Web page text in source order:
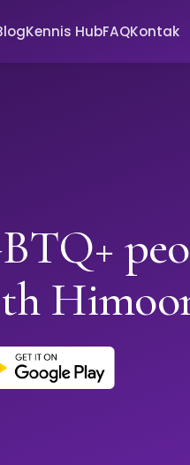
Kennis HubFAQKontak